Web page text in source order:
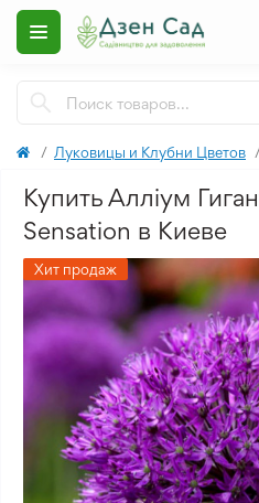
Луковицы и Клубни Цветов
Купить Алліум
Sensation в Киеве
Хит продаж